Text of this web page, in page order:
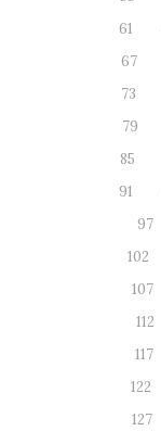
61
67
73
79
85
91
97
102
107
112
117
122
127